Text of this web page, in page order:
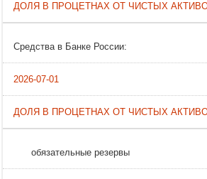
Средства в Банке России:
обязательные резервы